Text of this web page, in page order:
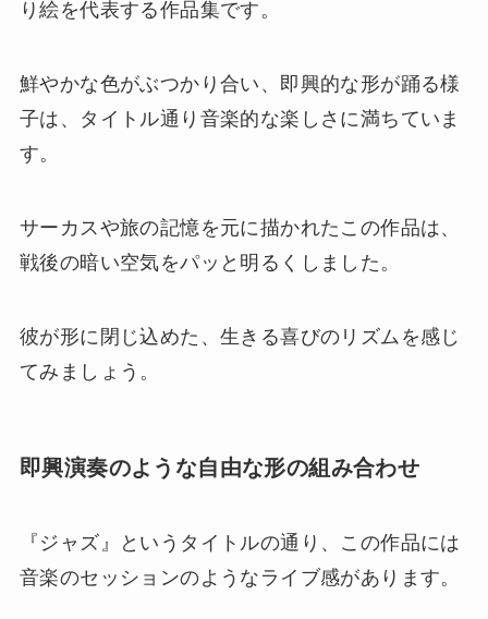
り絵を代表する作品集です。
鮮やかな色がぶつかり合い、即興的な形が踊る様
子は、タイトル通り音楽的な楽しさに満ちていま
す。
サーカスや旅の記憶を元に描かれたこの作品は、
戦後の暗い空気をパッと明るくしました。
彼が形に閉じ込めた、生きる喜びのリズムを感じ
てみましょう。
即興演奏のような自由な形の組み合わせ
『ジャズ』というタイトルの通り、この作品には
音楽のセッションのようなライブ感があります。